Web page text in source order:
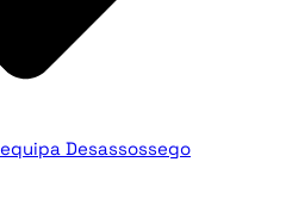
Desassossego